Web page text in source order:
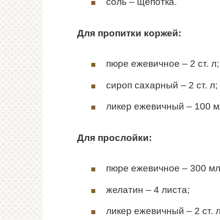
Для пропитки коржей:
пюре ежевичное – 2 ст. л;
сироп сахарный – 2 ст. л;
ликер ежевичный – 100
Для прослойки:
пюре ежевичное – 300
желатин – 4 листа;
ликер ежевичный – 2 ст.